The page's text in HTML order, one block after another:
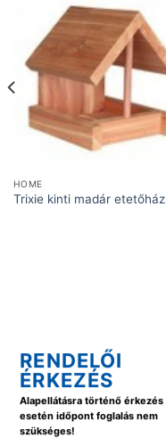
HOME
Trixie kinti madár etetőház
RENDELŐI
ÉRKEZÉS
Alapellátásra történő érkezés
esetén időpont foglalás nem
szükséges!